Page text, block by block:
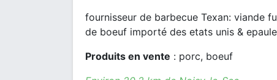
fournisseur de barbecue Texan: viande
de boeuf importé des etats unis &
Produits en vente : porc, boeuf